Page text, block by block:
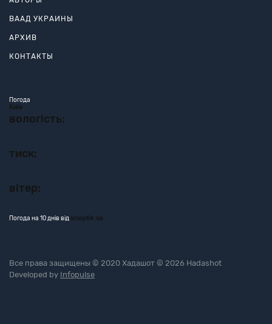
ВААД УКРАИНЫ
АРХИВ
КОНТАКТЫ
Погода
Київ
вологість:
тиск:
вітер:
Погода на 10 днів від sinoptik.ua
Все права защищены © 2020 Хадашот © 2026 Hadashot
Developed by Infopulse